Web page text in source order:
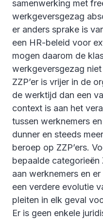
samenwerking met
werkgeversgezag
er anders sprake is
een HR-beleid voor
mogen daarom de
werkgeversgezag
ZZP’er is vrijer in de
de werktijd dan een
context is aan het
tussen werknemers
dunner en steeds
beroep op ZZP’ers.
bepaalde categorieën
aan werknemers en
een verdere evolutie
pleiten in elk geval
Er is geen enkele